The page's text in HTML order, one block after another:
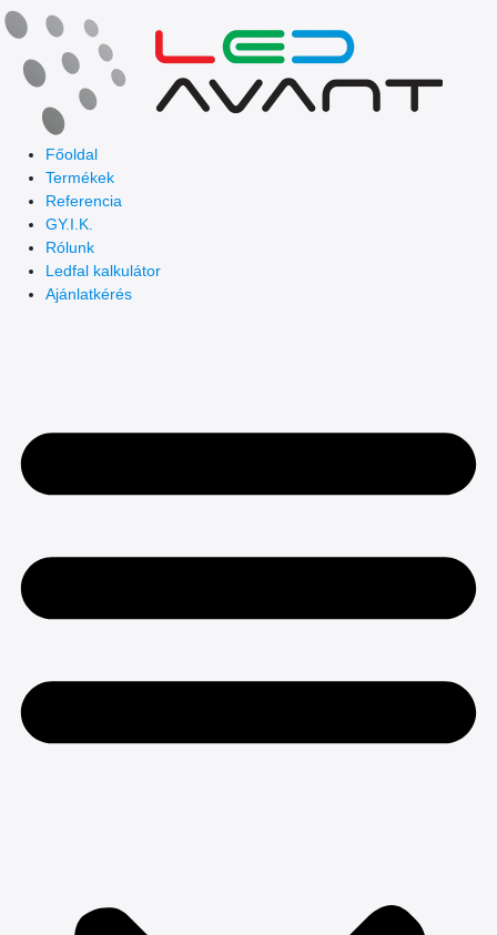
Skip
to
content
Főoldal
Termékek
Referencia
GY.I.K.
Rólunk
Ledfal kalkulátor
Ajánlatkérés